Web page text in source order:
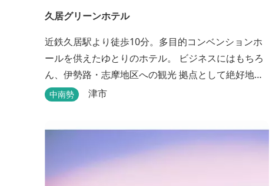
久居グリーンホテル
近鉄久居駅より徒歩10分。多目的コンベンションホ
ールを供えたゆとりのホテル。 ビジネスにはもちろ
ん、伊勢路・志摩地区への観光 拠点として絶好地。
安心して宿泊できる快適で清潔な客室にサービスも
中南勢 津市